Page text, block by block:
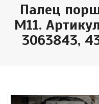
Палец
M11.
3063843,